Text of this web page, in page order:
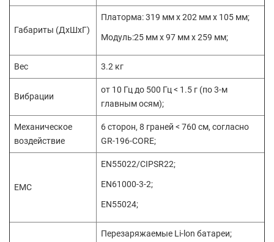
Габариты (ДхШхГ)
Платорма: 319 мм x 202 мм x 105 мм;
Модуль:25 мм x 97 мм x 259 мм;
Вес 3.2 кг
Вибрации
от 10 Гц до 500 Гц < 1.5 г (по 3-м
главным осям);
Механическое
воздействие
6 сторон, 8 граней < 760 см, согласно
GR-196-CORE;
EMC
EN55022/CIPSR22;
EN61000-3-2;
EN55024;
Перезаряжаемые Li-lon батареи;